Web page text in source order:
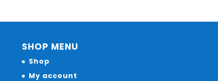
SHOP MENU
Shop
My account